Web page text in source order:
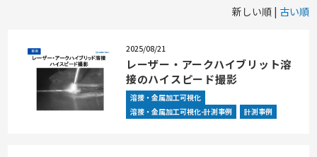
新しい順 | 古い順
2025/08/21
レーザー・アークハイブリット溶
接のハイスピード撮影
溶接・金属加工可視化
溶接・金属加工可視化-計測事例
計測事例